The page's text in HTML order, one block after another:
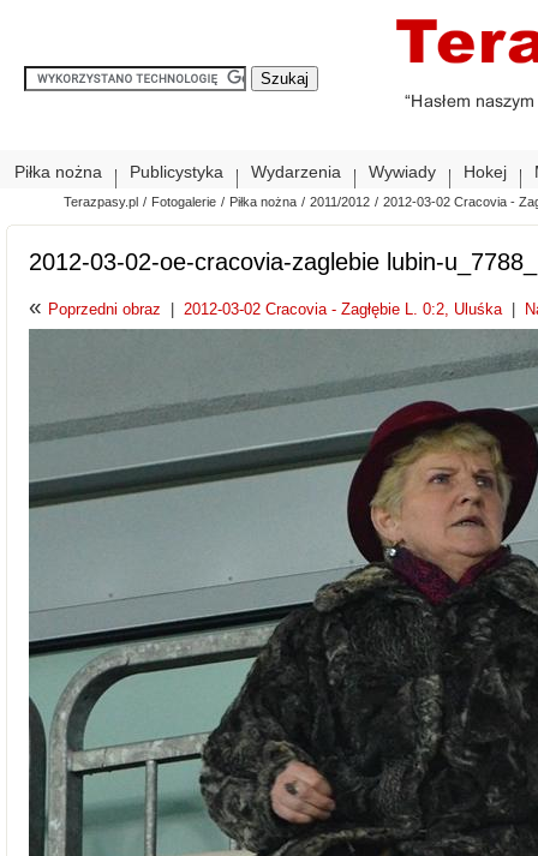
Piłka nożna Publicystyka Wydarzenia Wywiady Hokej
Terazpasy.pl / Fotogalerie / Piłka nożna / 2011/2012 / 2012-03-02 Cracovia -
2012-03-02-oe-cracovia-zaglebie lubin-
« Poprzedni obraz 2012-03-02 Cracovia - Zagłębie L. 0:2, Uluśka